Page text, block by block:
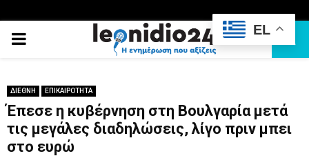
PRIMARY
ΔΙΕΘΝΗ ΕΠΙΚΑΙΡΟΤΗΤΑ
Έπεσε η κυβέρνηση στη Βουλγαρία μετά
τις μεγάλες διαδηλώσεις, λίγο πριν μπει
στο ευρώ
EL